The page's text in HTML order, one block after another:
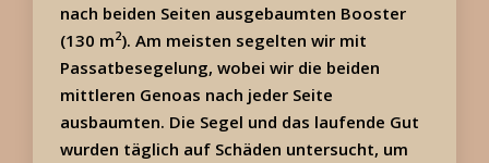
nach beiden Seiten ausgebaumten Booster
(130 m2). Am meisten segelten wir mit
Passatbesegelung, wobei wir die beiden
mittleren Genoas nach jeder Seite
ausbaumten. Die Segel und das laufende Gut
wurden täglich auf Schäden untersucht, um